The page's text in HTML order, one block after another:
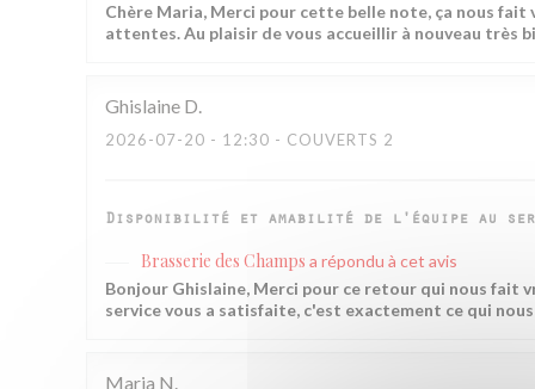
Chère Maria, Merci pour cette belle note, ça nous
attentes. Au plaisir de vous accueillir à nouveau très
Ghislaine D
2026-07-20 - 12:30 - COUVERTS 2
Disponibilité et amabilité de l'équipe au
Brasserie des Champs a répondu à cet avis
Bonjour Ghislaine, Merci pour ce retour qui nous fait
service vous a satisfaite, c'est exactement ce qui
Maria N